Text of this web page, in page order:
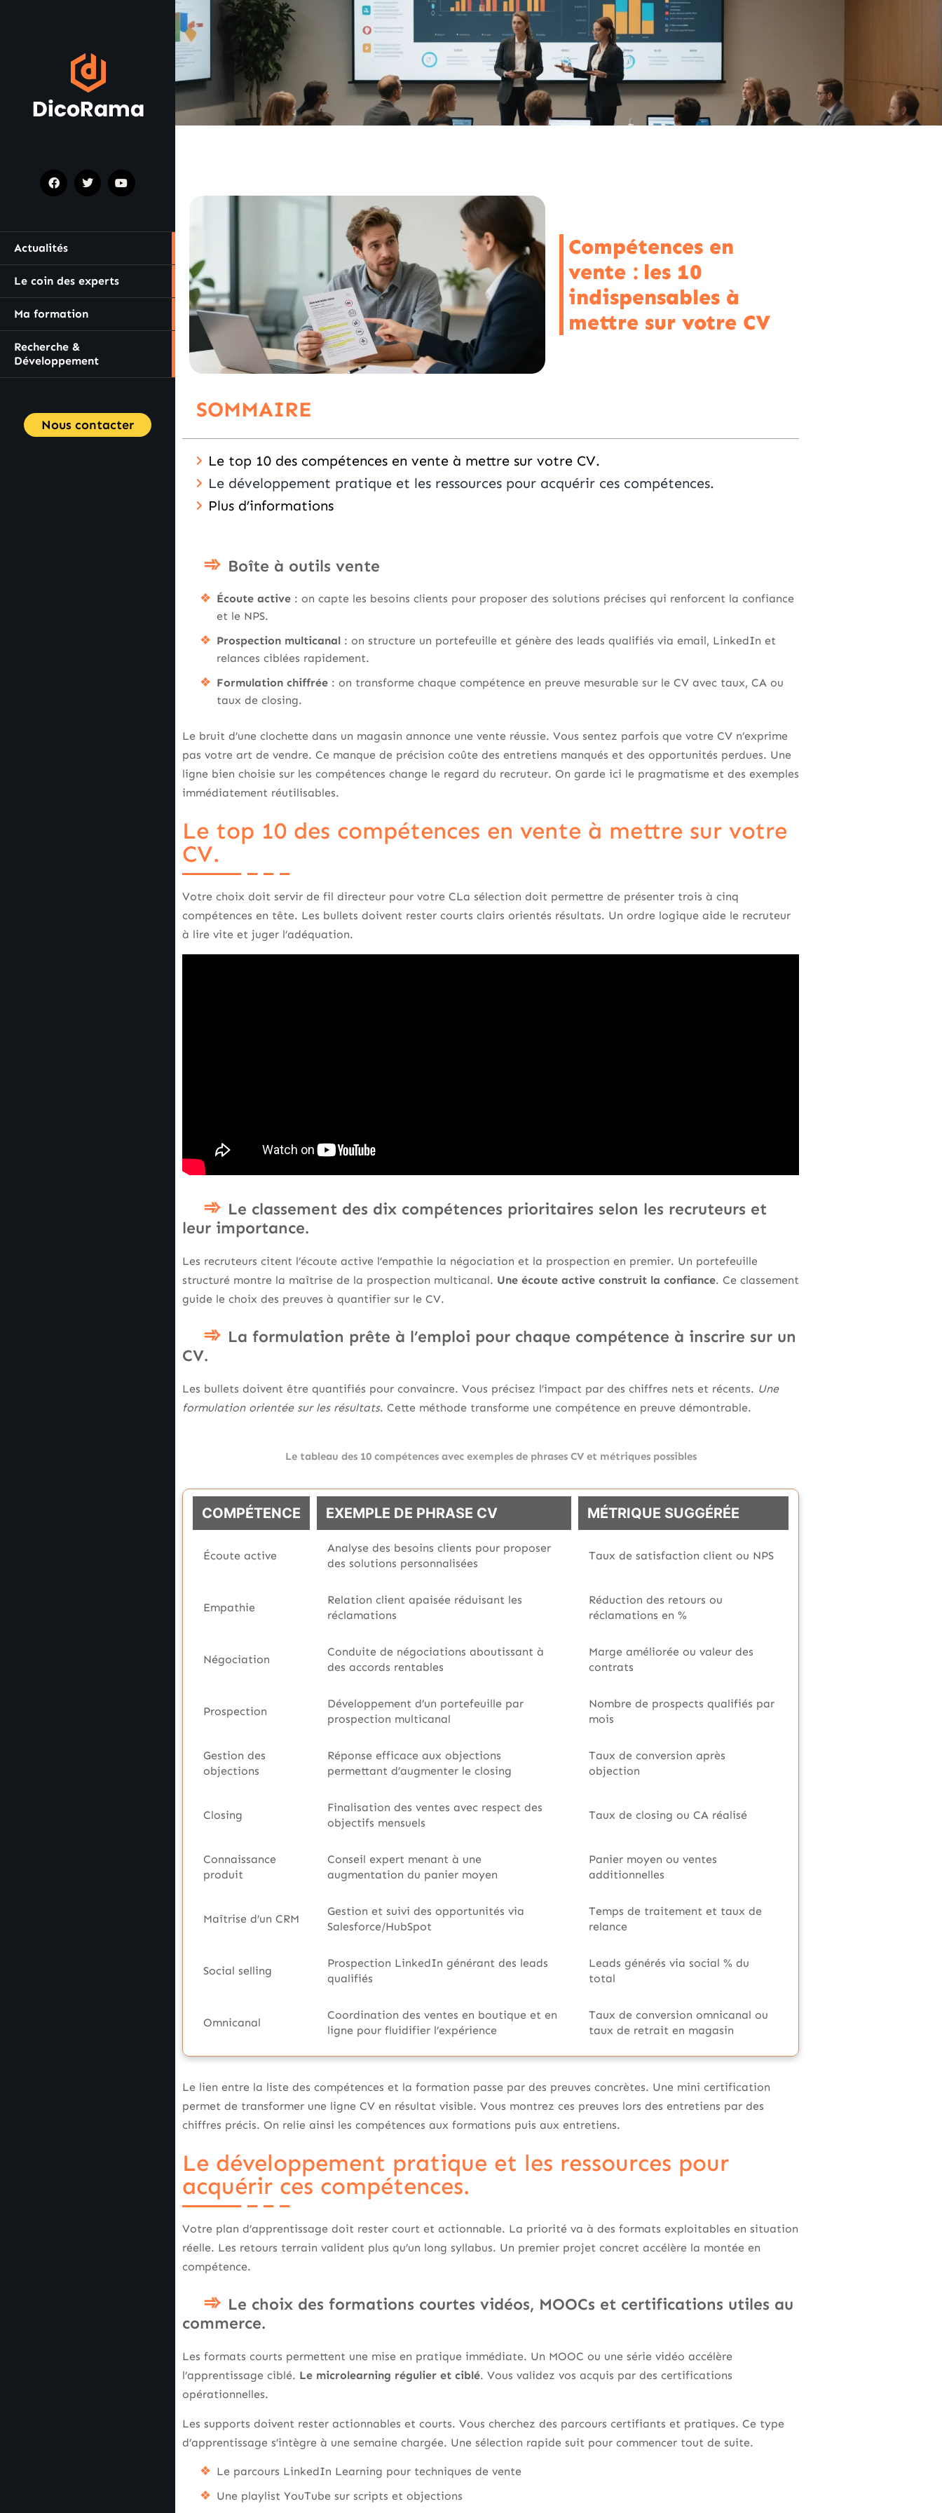
Actualités
Le coin des experts
Ma formation
Recherche &
Développement
Nous contacter
Compétences en
vente : les 10
indispensables à
mettre sur votre CV
SOMMAIRE
Le top 10 des compétences en vente à mettre sur votre CV.
Le développement pratique et les ressources pour acquérir ces compétences.
Plus d’informations
Boîte à outils vente
Écoute active : on capte les besoins clients pour proposer des solutions précises qui renforcent la confiance
et le NPS.
Prospection multicanal : on structure un portefeuille et génère des leads qualifiés via email, LinkedIn et
relances ciblées rapidement.
Formulation chiffrée : on transforme chaque compétence en preuve mesurable sur le CV avec taux, CA ou
taux de closing.
Le bruit d’une clochette dans un magasin annonce une vente réussie. Vous sentez parfois que votre CV n’exprime
pas votre art de vendre. Ce manque de précision coûte des entretiens manqués et des opportunités perdues. Une
ligne bien choisie sur les compétences change le regard du recruteur. On garde ici le pragmatisme et des exemples
immédiatement réutilisables.
Le top 10 des compétences en vente à mettre sur votre
CV.
Votre choix doit servir de fil directeur pour votre CLa sélection doit permettre de présenter trois à cinq
compétences en tête. Les bullets doivent rester courts clairs orientés résultats. Un ordre logique aide le recruteur
à lire vite et juger l’adéquation.
Le classement des dix compétences prioritaires selon les recruteurs et
leur importance.
Les recruteurs citent l’écoute active l’empathie la négociation et la prospection en premier. Un portefeuille
structuré montre la maîtrise de la prospection multicanal. Une écoute active construit la confiance. Ce classement
guide le choix des preuves à quantifier sur le CV.
La formulation prête à l’emploi pour chaque compétence à inscrire sur un
CV.
Les bullets doivent être quantifiés pour convaincre. Vous précisez l’impact par des chiffres nets et récents. Une
formulation orientée sur les résultats. Cette méthode transforme une compétence en preuve démontrable.
Le tableau des 10 compétences avec exemples de phrases CV et métriques possibles
COMPÉTENCE EXEMPLE DE PHRASE CV MÉTRIQUE SUGGÉRÉE
Écoute active
Analyse des besoins clients pour proposer
des solutions personnalisées
Taux de satisfaction client ou NPS
Empathie
Relation client apaisée réduisant les
réclamations
Réduction des retours ou
réclamations en %
Négociation
Conduite de négociations aboutissant à
des accords rentables
Marge améliorée ou valeur des
contrats
Prospection
Développement d’un portefeuille par
prospection multicanal
Nombre de prospects qualifiés par
mois
Gestion des
objections
Réponse efficace aux objections
permettant d’augmenter le closing
Taux de conversion après
objection
Closing
Finalisation des ventes avec respect des
objectifs mensuels
Taux de closing ou CA réalisé
Connaissance
produit
Conseil expert menant à une
augmentation du panier moyen
Panier moyen ou ventes
additionnelles
Maîtrise d’un CRM
Gestion et suivi des opportunités via
Salesforce/HubSpot
Temps de traitement et taux de
relance
Social selling
Prospection LinkedIn générant des leads
qualifiés
Leads générés via social % du
total
Omnicanal
Coordination des ventes en boutique et en
ligne pour fluidifier l’expérience
Taux de conversion omnicanal ou
taux de retrait en magasin
Le lien entre la liste des compétences et la formation passe par des preuves concrètes. Une mini certification
permet de transformer une ligne CV en résultat visible. Vous montrez ces preuves lors des entretiens par des
chiffres précis. On relie ainsi les compétences aux formations puis aux entretiens.
Le développement pratique et les ressources pour
acquérir ces compétences.
Votre plan d’apprentissage doit rester court et actionnable. La priorité va à des formats exploitables en situation
réelle. Les retours terrain valident plus qu’un long syllabus. Un premier projet concret accélère la montée en
compétence.
Le choix des formations courtes vidéos, MOOCs et certifications utiles au
commerce.
Les formats courts permettent une mise en pratique immédiate. Un MOOC ou une série vidéo accélère
l’apprentissage ciblé. Le microlearning régulier et ciblé. Vous validez vos acquis par des certifications
opérationnelles.
Les supports doivent rester actionnables et courts. Vous cherchez des parcours certifiants et pratiques. Ce type
d’apprentissage s’intègre à une semaine chargée. Une sélection rapide suit pour commencer tout de suite.
Le parcours LinkedIn Learning pour techniques de vente
Une playlist YouTube sur scripts et objections